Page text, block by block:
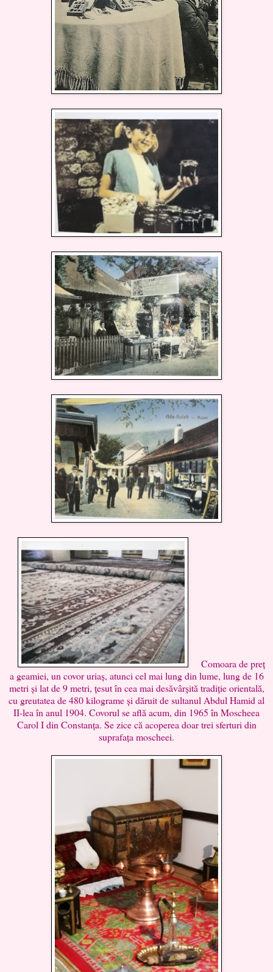
Comoara de preț
a geamiei, un covor uriaș, atunci cel mai lung din lume, lung de 16
metri și lat de 9 metri, țesut în cea mai desăvârșită tradiție orientală,
cu greutatea de 480 kilograme și dăruit de sultanul Abdul Hamid al
II-lea în anul 1904. Covorul se află acum, din 1965 în Moscheea
Carol I din Constanța. Se zice că acoperea doar trei sferturi din
suprafața moscheei.